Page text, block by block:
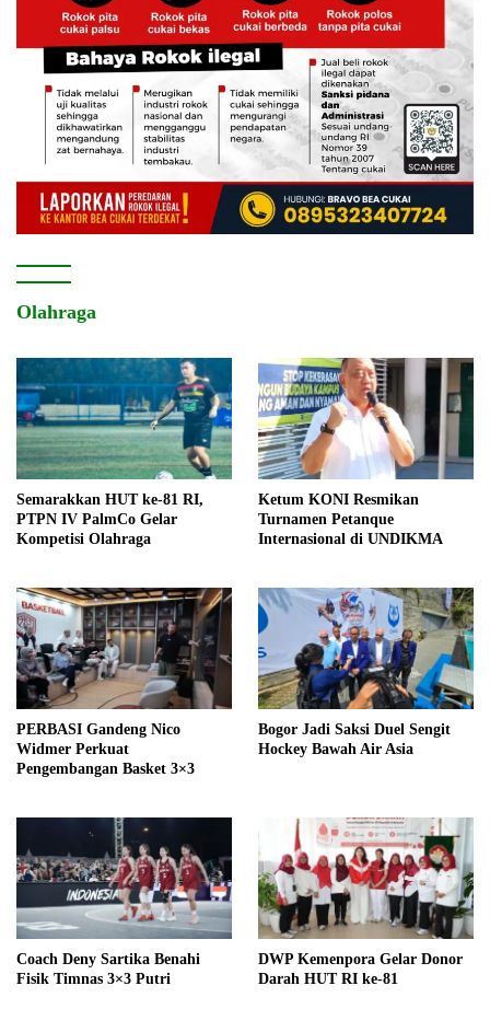
Olahraga
Semarakkan HUT ke-81 RI,
PTPN IV PalmCo Gelar
Kompetisi Olahraga
Ketum KONI Resmikan
Turnamen Petanque
Internasional di UNDIKMA
PERBASI Gandeng Nico
Widmer Perkuat
Pengembangan Basket 3×3
Bogor Jadi Saksi Duel Sengit
Hockey Bawah Air Asia
Coach Deny Sartika Benahi
Fisik Timnas 3×3 Putri
DWP Kemenpora Gelar Donor
Darah HUT RI ke-81